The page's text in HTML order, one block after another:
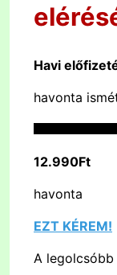
Havi
havonta
12.990Ft
havonta
EZT KÉREM!
A